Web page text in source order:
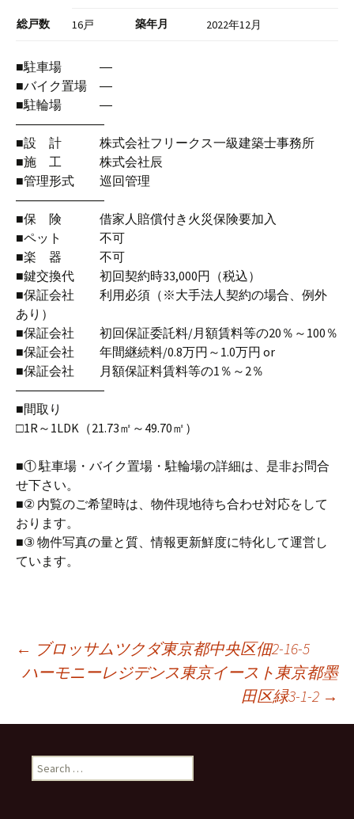
総戸数 16戸 築年月 2022年12月
■駐車場 ―
■バイク置場 ―
■駐輪場 ―
―――――――
■設 計 株式会社フリークス一級建築士事務所
■施 工 株式会社辰
■管理形式 巡回管理
―――――――
■保 険 借家人賠償付き火災保険要加入
■ペット 不可
■楽 器 不可
■鍵交換代 初回契約時33,000円（税込）
■保証会社 利用必須（※大手法人契約の場合、例外
あり）
■保証会社 初回保証委託料/月額賃料等の20％～100％
■保証会社 年間継続料/0.8万円～1.0万円 or
■保証会社 月額保証料賃料等の1％～2％
―――――――
■間取り
□1R～1LDK（21.73㎡～49.70㎡）
■① 駐車場・バイク置場・駐輪場の詳細は、是非お問合
せ下さい。
■② 内覧のご希望時は、物件現地待ち合わせ対応をして
おります。
■③ 物件写真の量と質、情報更新鮮度に特化して運営し
ています。
Post
navigation
← ブロッサムツクダ東京都中央区佃2-16-5
ハーモニーレジデンス東京イースト東京都墨
田区緑3-1-2 →
e